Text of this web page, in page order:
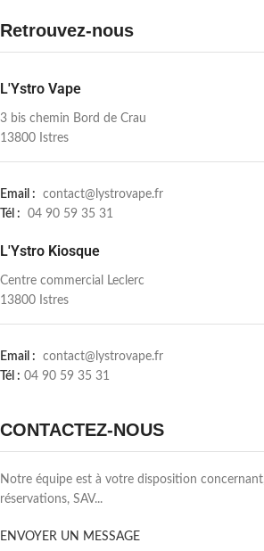
Retrouvez-nous
L'Ystro Vape
3 bis chemin Bord de Crau
13800 Istres
Email : contact@lystrovape.fr
Tél : 04 90 59 35 31
L'Ystro Kiosque
Centre commercial Leclerc
13800 Istres
Email : contact@lystrovape.fr
Tél : 04 90 59 35 31
CONTACTEZ-NOUS
Notre équipe est à votre disposition
réservations, SAV...
ENVOYER UN MESSAGE